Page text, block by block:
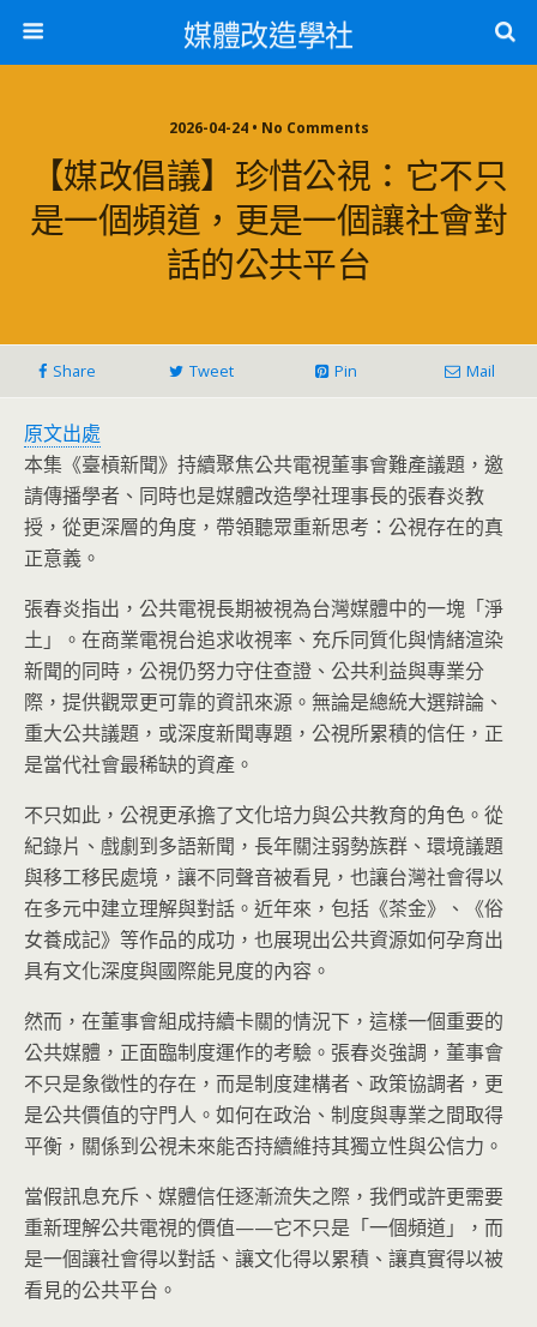
媒體改造學社
2026-04-24 • No Comments
【媒改倡議】珍惜公視：它不只
是一個頻道，更是一個讓社會對
話的公共平台
Share Tweet Pin Mail
原文出處
本集《臺槓新聞》持續聚焦公共電視董事會難產議題，邀
請傳播學者、同時也是媒體改造學社理事長的張春炎教
授，從更深層的角度，帶領聽眾重新思考：公視存在的真
正意義。
張春炎指出，公共電視長期被視為台灣媒體中的一塊「淨
土」。在商業電視台追求收視率、充斥同質化與情緒渲染
新聞的同時，公視仍努力守住查證、公共利益與專業分
際，提供觀眾更可靠的資訊來源。無論是總統大選辯論、
重大公共議題，或深度新聞專題，公視所累積的信任，正
是當代社會最稀缺的資產。
不只如此，公視更承擔了文化培力與公共教育的角色。從
紀錄片、戲劇到多語新聞，長年關注弱勢族群、環境議題
與移工移民處境，讓不同聲音被看見，也讓台灣社會得以
在多元中建立理解與對話。近年來，包括《茶金》、《俗
女養成記》等作品的成功，也展現出公共資源如何孕育出
具有文化深度與國際能見度的內容。
然而，在董事會組成持續卡關的情況下，這樣一個重要的
公共媒體，正面臨制度運作的考驗。張春炎強調，董事會
不只是象徵性的存在，而是制度建構者、政策協調者，更
是公共價值的守門人。如何在政治、制度與專業之間取得
平衡，關係到公視未來能否持續維持其獨立性與公信力。
當假訊息充斥、媒體信任逐漸流失之際，我們或許更需要
重新理解公共電視的價值——它不只是「一個頻道」，而
是一個讓社會得以對話、讓文化得以累積、讓真實得以被
看見的公共平台。